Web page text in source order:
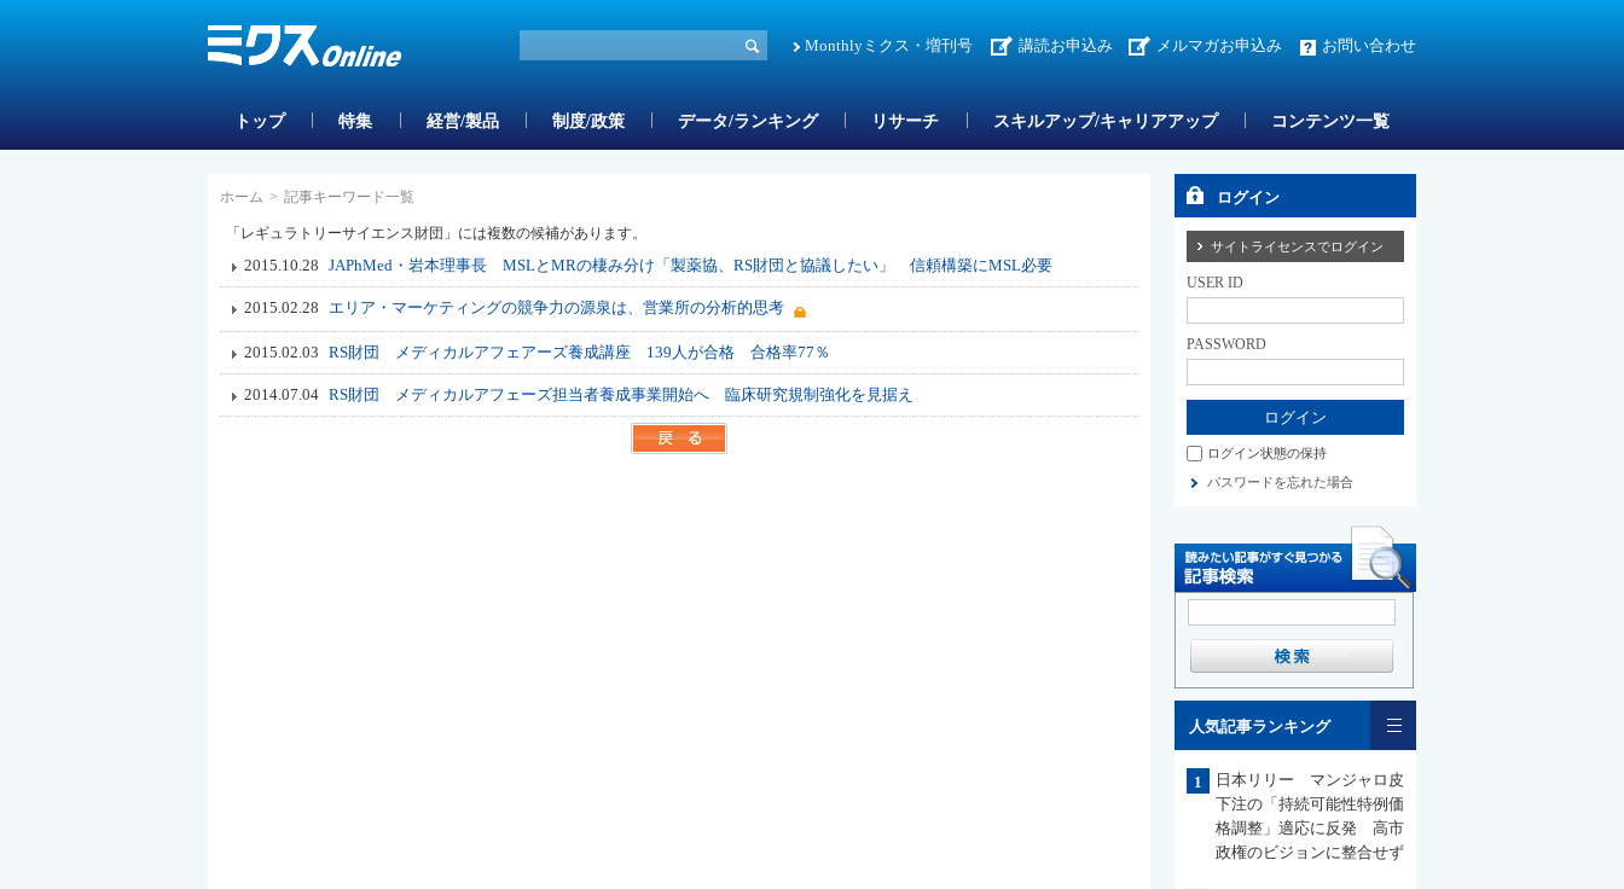
Monthlyミクス・増刊号 講読お申込み メルマガお申込み お問い合わせ
トップ 特集 経営/製品 制度/政策 データ/ランキング リサーチ スキルアップ/キャリアアップ コンテンツ一覧
ホーム > 記事キーワード一覧
「レギュラトリーサイエンス財団」には複数の候補があります。
2015.10.28 JAPhMed・岩本理事長 MSLとMRの棲み分け「製薬協、RS財団と協議したい」 信頼構築にMSL必要
2015.02.28 エリア・マーケティングの競争力の源泉は、営業所の分析的思考
2015.02.03 RS財団 メディカルアフェアーズ養成講座 139人が合格 合格率77％
2014.07.04 RS財団 メディカルアフェーズ担当者養成事業開始へ 臨床研究規制強化を見据え
ログイン
サイトライセンスでログイン
USER ID
PASSWORD
ログイン状態の保持
パスワードを忘れた場合
人気記事ランキング
1
日本リリー マンジャロ皮
下注の「持続可能性特例価
格調整」適応に反発 高市
政権のビジョンに整合せず